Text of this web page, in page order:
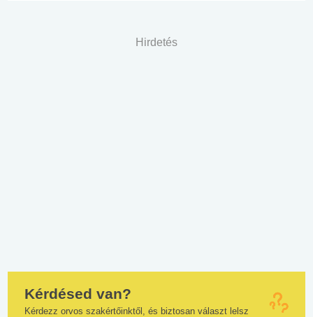
Hirdetés
Kérdésed van?
Kérdezz orvos szakértőinktől, és biztosan választ lelsz